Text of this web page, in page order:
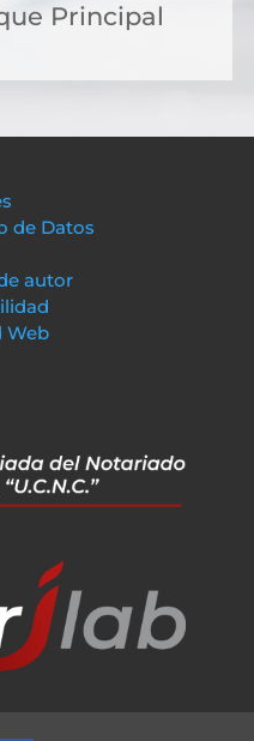
Principal
de Datos
autor
Web